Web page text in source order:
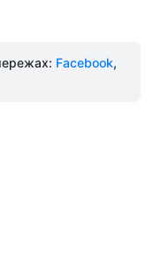
Facebook,